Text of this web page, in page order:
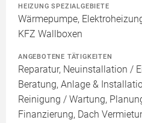
HEIZUNG SPEZIALGEBIETE
Wärmepumpe,
KFZ Wallboxen
ANGEBOTENE TÄTIGKEITEN
Reparatur, Neuinstallation /
Beratung, Anlage &
Reinigung / Wartung,
Finanzierung, Dach